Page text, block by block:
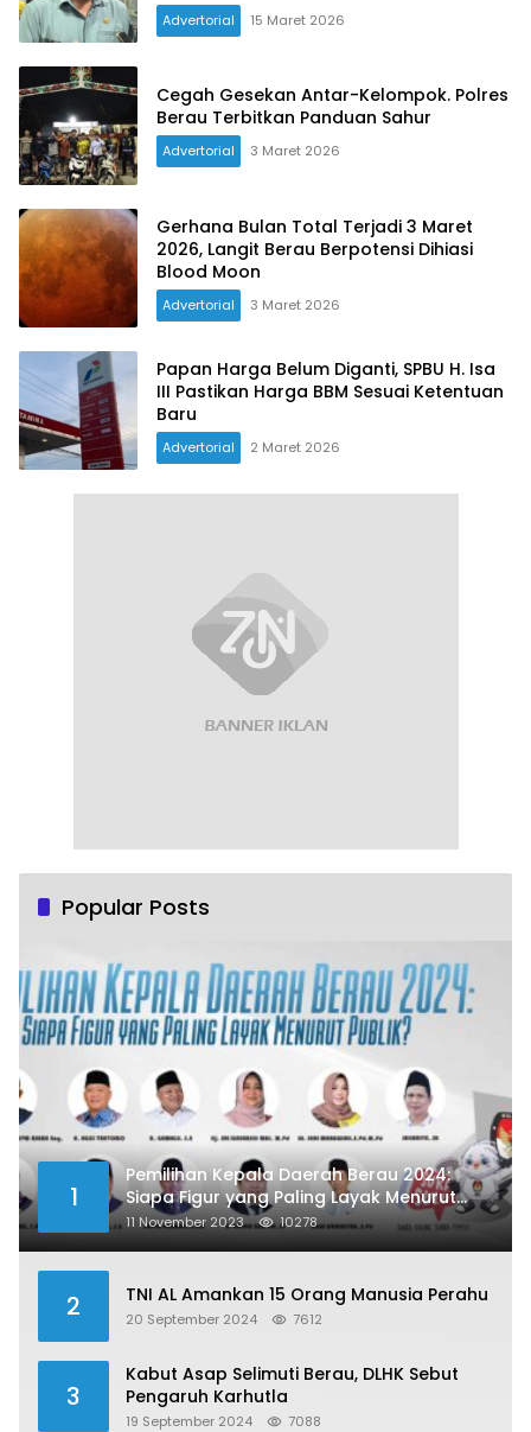
Advertorial 15 Maret 2026
Cegah Gesekan Antar-Kelompok. Polres
Berau Terbitkan Panduan Sahur
Advertorial 3 Maret 2026
Gerhana Bulan Total Terjadi 3 Maret
2026, Langit Berau Berpotensi Dihiasi
Blood Moon
Advertorial 3 Maret 2026
Papan Harga Belum Diganti, SPBU H. Isa
III Pastikan Harga BBM Sesuai Ketentuan
Baru
Advertorial 2 Maret 2026
Popular Posts
1
Pemilihan Kepala Daerah Berau 2024:
Siapa Figur yang Paling Layak Menurut
Publik?
11 November 2023 10278
2 TNI AL Amankan 15 Orang Manusia Perahu
20 September 2024 7612
3
Kabut Asap Selimuti Berau, DLHK Sebut
Pengaruh Karhutla
19 September 2024 7088